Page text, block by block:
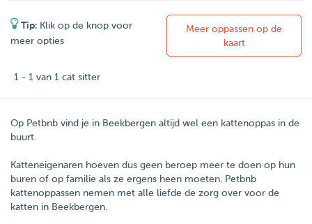
Tip: Klik op de knop voor
meer opties
Meer oppassen op de
kaart
1 - 1 van 1 cat sitter
Op Petbnb vind je in Beekbergen altijd wel een kattenoppas in de
buurt.
Katteneigenaren hoeven dus geen beroep meer te doen op hun
buren of op familie als ze ergens heen moeten. Petbnb
kattenoppassen nemen met alle liefde de zorg over voor de
katten in Beekbergen